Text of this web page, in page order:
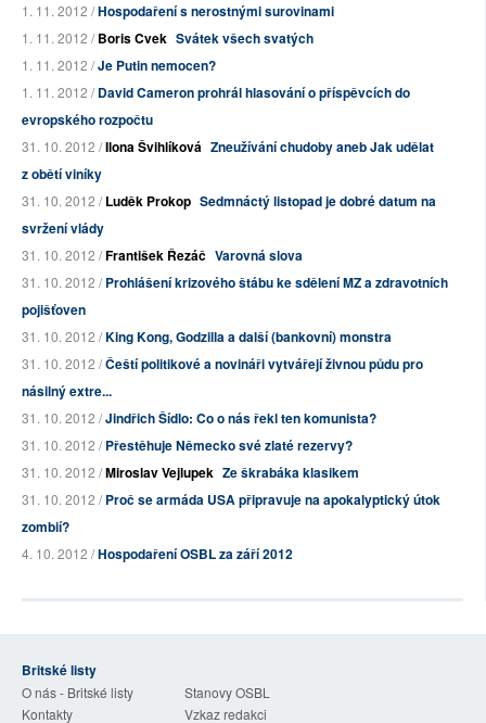
1. 11. 2012 /Hospodaření s nerostnými surovinami
1. 11. 2012 /Boris Cvek Svátek všech svatých
1. 11. 2012 /Je Putin nemocen?
1. 11. 2012 /David Cameron prohrál hlasování o příspěvcích do
evropského rozpočtu
31. 10. 2012 /Ilona Švihlíková Zneužívání chudoby aneb Jak udělat
z obětí viníky
31. 10. 2012 /Luděk Prokop Sedmnáctý listopad je dobré datum na
svržení vlády
31. 10. 2012 /František Řezáč Varovná slova
31. 10. 2012 /Prohlášení krizového štábu ke sdělení MZ a zdravotních
pojišťoven
31. 10. 2012 /King Kong, Godzilla a další (bankovní) monstra
31. 10. 2012 /Čeští politikové a novináři vytvářejí živnou půdu pro
násilný extre...
31. 10. 2012 /Jindřich Šídlo: Co o nás řekl ten komunista?
31. 10. 2012 /Přestěhuje Německo své zlaté rezervy?
31. 10. 2012 /Miroslav Vejlupek Ze škrabáka klasikem
31. 10. 2012 /Proč se armáda USA připravuje na apokalyptický útok
zombií?
4. 10. 2012 /Hospodaření OSBL za září 2012
Britské listy
O nás - Britské listy
Stanovy OSBL
Kontakty
Vzkaz redakci